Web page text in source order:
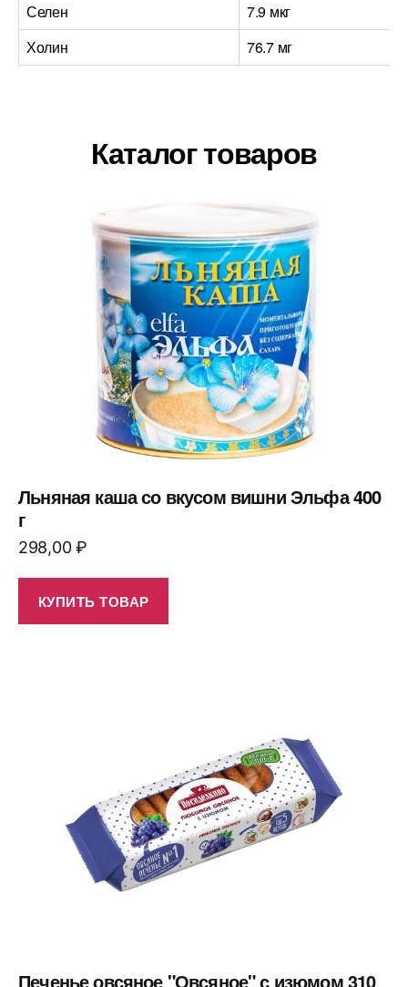
Селен
7.9 мкг
Холин
76.7 мг
Каталог товаров
Льняная каша со вкусом вишни Эльфа 400
г
298,00₽
КУПИТЬ ТОВАР
Печенье овсяное "Овсяное" с изюмом 310